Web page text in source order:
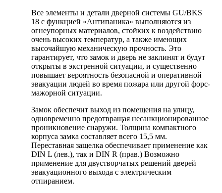
Все элементы и детали дверной системы GU/BKS
18 с функцией «Антипаника» выполняются из
огнеупорных материалов, стойких к воздействию
очень высоких температур, а также имеющих
высочайшую механическую прочность. Это
гарантирует, что замок и дверь не заклинят и будут
открыты в экстренной ситуации, и существенно
повышает вероятность безопасной и оперативной
эвакуации людей во время пожара или другой форс-
мажорной ситуации.
Замок обеспечит выход из помещения на улицу,
одновременно предотвращая несанкционированное
проникновение снаружи. Толщина компактного
корпуса замка составляет всего 15,5 мм.
Переставная защелка обеспечивает применение как
DIN L (лев.), так и DIN R (прав.) Возможно
применение для двустворчатых решений дверей
эвакуационного выхода с электрическим
отпиранием.